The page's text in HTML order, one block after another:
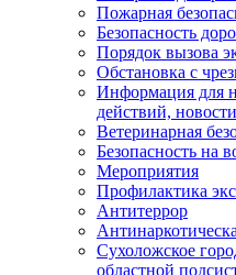
Пожарная
Безопасность
Порядок вызова
Обстановка с
Информация для
действий,
Ветеринарная
Безопасность на
Мероприятия
Профилактика
Антитеррор
Сухоложское
областной